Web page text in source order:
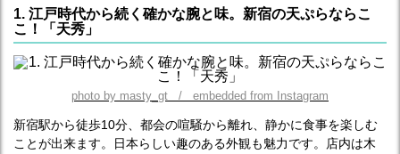
1. 江戸時代から続く確かな腕と味。新宿の天ぷらならこ
こ！「天秀」
photo by masty_gt / embedded from Instagram
新宿駅から徒歩10分、都会の喧騒から離れ、静かに食事を楽しむ
ことが出来ます。日本らしい趣のある外観も魅力です。店内は木